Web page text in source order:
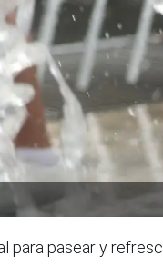
para pasear y